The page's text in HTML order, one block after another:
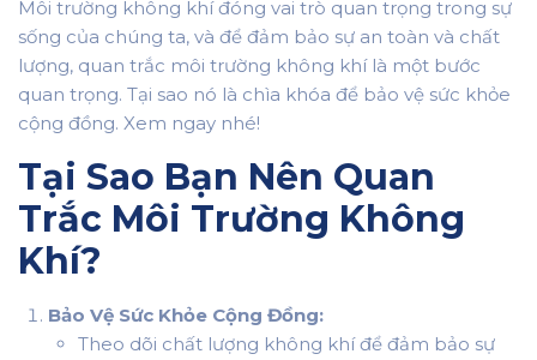
Môi trường không khí đóng vai trò quan trọng trong sự
sống của chúng ta, và để đảm bảo sự an toàn và chất
lượng, quan trắc môi trường không khí là một bước
quan trọng. Tại sao nó là chìa khóa để bảo vệ sức khỏe
cộng đồng. Xem ngay nhé!
Tại Sao Bạn Nên Quan
Trắc Môi Trường Không
Khí?
Bảo Vệ Sức Khỏe Cộng Đồng:
Theo dõi chất lượng không khí để đảm bảo sự